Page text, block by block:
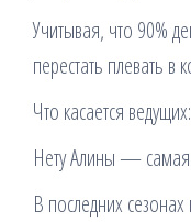
Учитывая, что 90%
перестать плевать в
Что касается
Нету Алины — самая
В последних сезонах